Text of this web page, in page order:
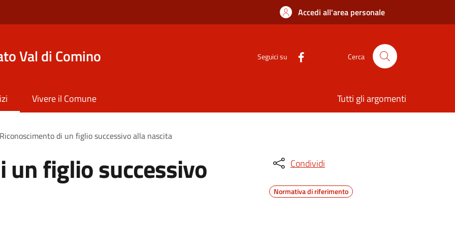
Accedi all'area personale
Val di Comino Seguici su Cerca
Vivere il Comune Tutti gli argomenti
Riconoscimento di un figlio successivo alla nascita
un figlio successivo Condividi
Normativa di riferimento